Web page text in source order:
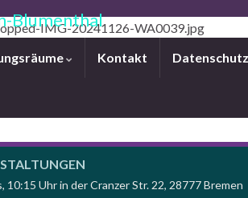
Blumenthal
Kontakt
Uhr in der Cranzer Str. 22, 28777 Bremen